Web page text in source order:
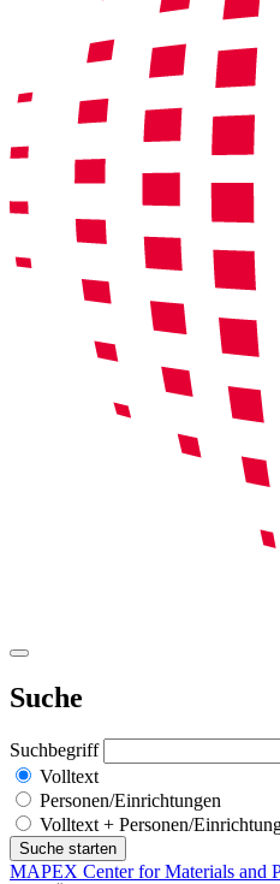
Suche
Suchbegriff
Volltext
Personen/Einrichtungen
Volltext + Personen/
MAPEX Center for Materials and